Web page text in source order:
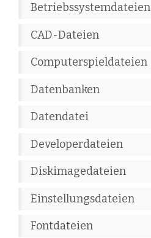
Betriebssystemdateien
CAD-Dateien
Computerspieldateien
Datenbanken
Datendatei
Developerdateien
Diskimagedateien
Einstellungsdateien
Fontdateien